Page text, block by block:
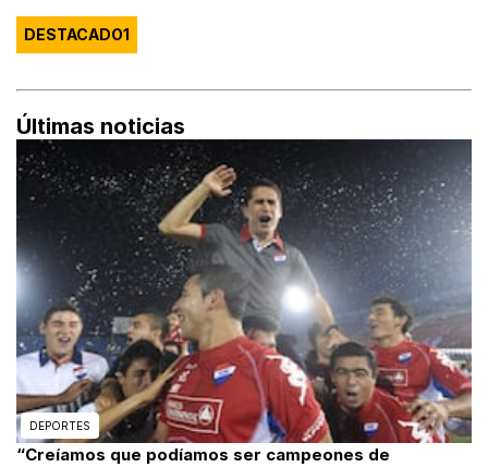
DESTACADO1
Últimas noticias
DEPORTES
“Creíamos que podíamos ser campeones de